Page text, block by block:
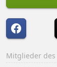
Mitglieder des